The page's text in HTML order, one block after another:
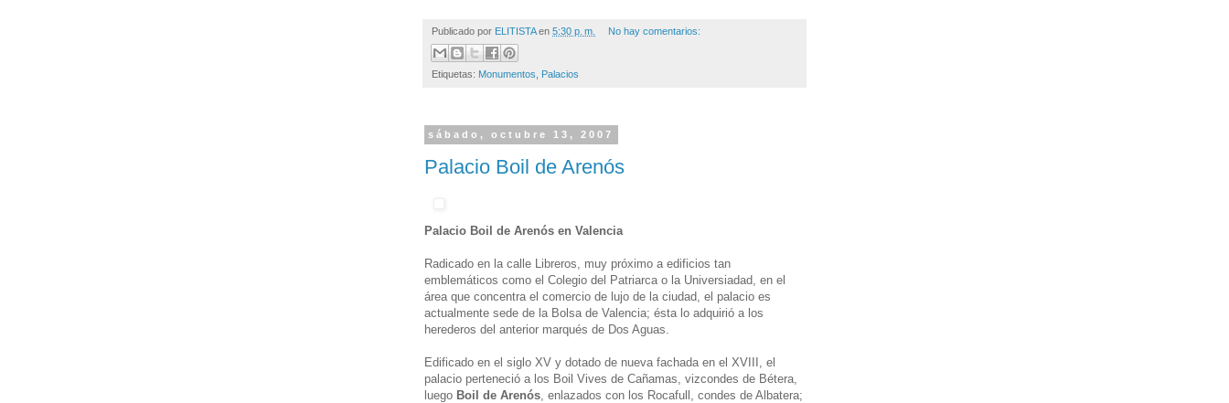
Publicado por ELITISTA en 5:30 p. m. No hay comentarios:
Etiquetas: Monumentos Palacios
sábado, octubre 13, 2007
Palacio Boil de Arenós
Palacio Boil de Arenós en Valencia
Radicado en la calle Libreros, muy próximo a edificios tan
emblemáticos como el Colegio del Patriarca o la Universiadad, en el
área que concentra el comercio de lujo de la ciudad, el palacio es
actualmente sede de la Bolsa de Valencia; ésta lo adquirió a los
herederos del anterior marqués de Dos Aguas.
Edificado en el siglo XV y dotado de nueva fachada en el XVIII, el
palacio perteneció a los Boil Vives de Cañamas, vizcondes de Bétera,
luego Boil de Arenós , enlazados con los Rocafull, condes de Albatera;